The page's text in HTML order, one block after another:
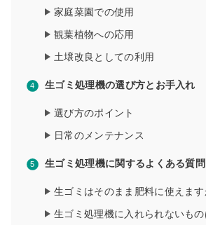
家庭菜園での使用
観葉植物への応用
土壌改良としての利用
生ゴミ処理機の選び方とお手入れ
選び方のポイント
日常のメンテナンス
生ゴミ処理機に関するよくある質問
生ゴミはそのまま肥料に使えます
生ゴミ処理機に入れられないも